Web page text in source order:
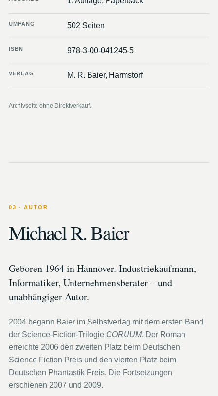
UMFANG 502 Seiten
ISBN 978-3-00-041245-5
VERLAG M. R. Baier, Harmstorf
Archivseite ohne Direktverkauf.
03 · AUTOR
Michael R. Baier
Geboren 1964 in Hannover. Industriekaufmann,
Informatiker, Unternehmensberater – und
unabhängiger Autor.
2004 begann Baier im Selbstverlag mit dem ersten Band
der Science-Fiction-Trilogie CORUUM. Der Roman
erreichte 2006 den zweiten Platz beim Deutschen
Science Fiction Preis und den vierten Platz beim
Deutschen Phantastik Preis. Die Fortsetzungen
erschienen 2007 und 2009.